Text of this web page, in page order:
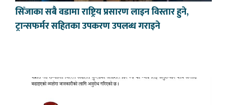
सिँजाका सबै वडामा राष्ट्रिय प्रसारण लाइन विस्तार हुने,
ट्रान्सफर्मर सहितका उपकरण उपलब्ध गराइने